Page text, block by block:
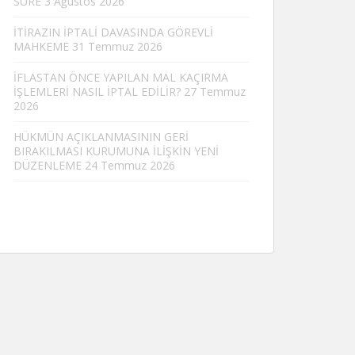
İTİRAZIN İPTALİ DAVASINDA GÖREVLİ
MAHKEME 31 Temmuz 2026
İFLASTAN ÖNCE YAPILAN MAL KAÇIRMA
İŞLEMLERİ NASIL İPTAL EDİLİR? 27 Temmuz
2026
HÜKMÜN AÇIKLANMASININ GERİ
BIRAKILMASI KURUMUNA İLİŞKİN YENİ
DÜZENLEME 24 Temmuz 2026